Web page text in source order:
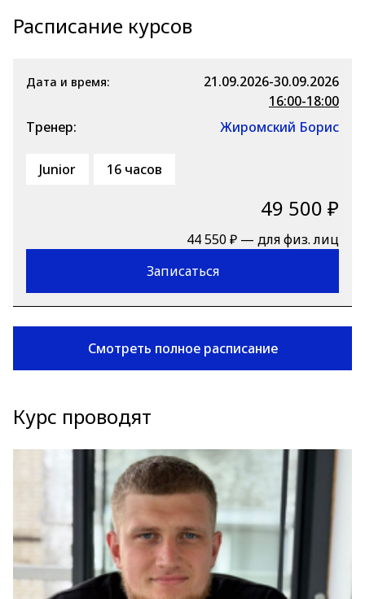
Расписание курсов
Дата и время:
21.09.2026-30.09.2026
16:00-18:00
Тренер:
Жиромский Борис
Junior 16 часов
49 500 ₽
44 550 ₽ — для физ. лиц
Записаться
Смотреть полное расписание
Курс проводят